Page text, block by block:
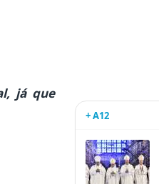
já que
+ A12